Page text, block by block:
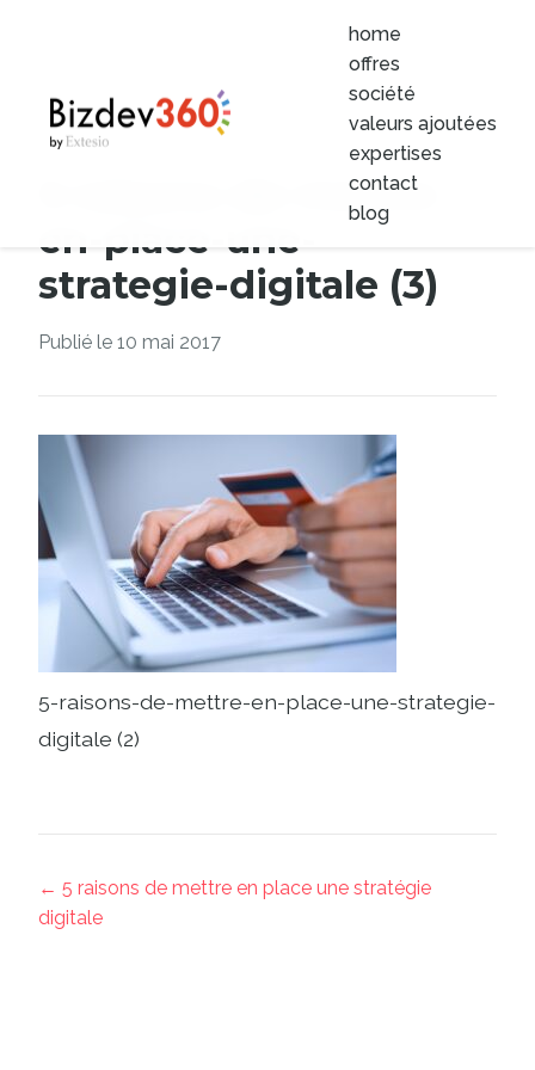
home
offres
société
valeurs ajoutées
expertises
contact
blog
5-raisons-de-mettre-
en-place-une-
strategie-digitale (3)
Publié le 10 mai 2017
5-raisons-de-mettre-en-place-une-strategie-
digitale (2)
← 5 raisons de mettre en place une stratégie
digitale